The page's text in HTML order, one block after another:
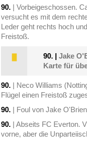
90. | Vorbeigeschossen.
versucht es mit dem
Leder geht rechts hoch
Freistoß.
90. |Jake
Karte für
90. | Neco Williams
Flügel einen Freistoß
90. | Foul von Jake
90. | Abseits FC Everton.
vorne, aber die